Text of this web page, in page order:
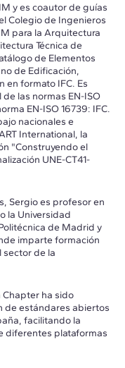
y es coautor de guías
Colegio de Ingenieros
para la Arquitectura
Técnica de
de Elementos
de Edificación,
en formato IFC. Es
las normas EN-ISO
EN-ISO 16739: IFC.
nacionales e
International, la
"Construyendo el
UNE-CT41-
Sergio es profesor en
la Universidad
de Madrid y
imparte formación
sector de la
Chapter ha sido
de estándares abiertos
facilitando la
diferentes plataformas